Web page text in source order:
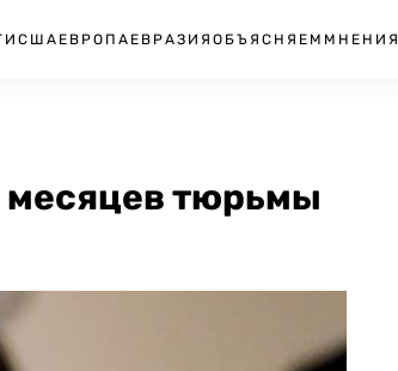
США ЕВРОПА ЕВРАЗИЯ ОБЪЯСНЯЕМ МНЕНИЯ
месяцев тюрьмы